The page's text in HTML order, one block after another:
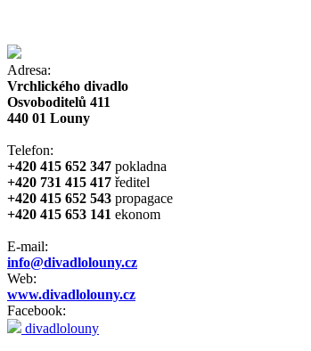
Adresa:
Vrchlického divadlo
Osvoboditelů 411
440 01 Louny
Telefon:
+420 415 652 347 pokladna
+420 731 415 417 ředitel
+420 415 652 543 propagace
+420 415 653 141 ekonom
E-mail:
info@divadlolouny.cz
Web:
www.divadlolouny.cz
Facebook:
divadlolouny